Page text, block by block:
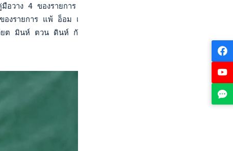
าง 4 ของรายการ เข้ารอบรองชนะเลิศประเภทคู่ได้เช่นกัน หลั
ายการ แพ้ อ็อม เซบิน มือวาง 4 ของรายการ จากเกาหลีใต้
ต มินห์ ตวน ดินห์ กับ โกว๊ก เลิม หวอ จากเวียดนาม 1-6, 3-6